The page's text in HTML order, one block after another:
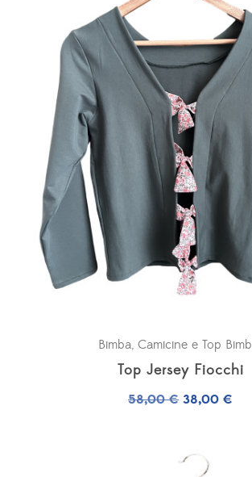
recente
Bimba, Camicine e Top Bimba
Top Jersey Fiocchi
58,00€ Il
era:
38,00 €